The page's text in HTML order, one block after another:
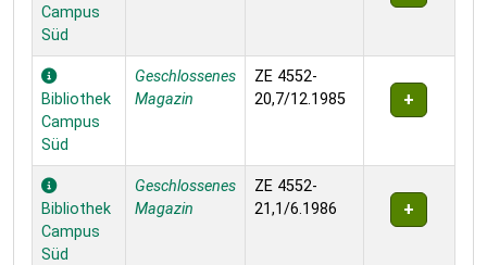
Campus
Süd
Bibliothek
Campus
Süd
Geschlossenes
Magazin
ZE 4552-
20,7/12.1985
Bibliothek
Campus
Süd
Geschlossenes
Magazin
ZE 4552-
21,1/6.1986